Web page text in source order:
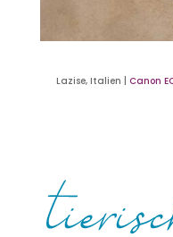
Lazise, Italien |Canon